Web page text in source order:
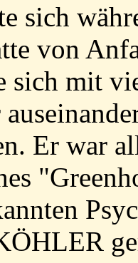
sich
von
sich mit
Er war